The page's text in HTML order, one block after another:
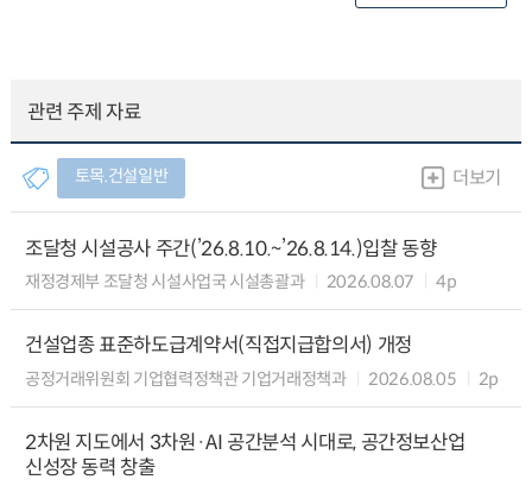
관련 주제 자료
토목.건설일반 더보기
조달청 시설공사 주간(’26.8.10.~’26.8.14.)입찰 동향
재정경제부 조달청 시설사업국 시설총괄과 2026.08.07 4p
건설업종 표준하도급계약서(직접지급합의서) 개정
공정거래위원회 기업협력정책관 기업거래정책과 2026.08.05 2p
2차원 지도에서 3차원·AI 공간분석 시대로, 공간정보산업
신성장 동력 창출